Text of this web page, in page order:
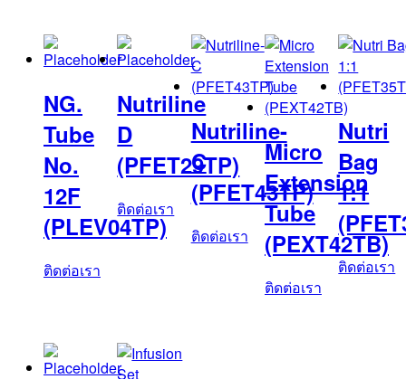
NG.
Tube
No.
12F
(PLEV04TP)
ติดต่อเรา
Nutriline
D
(PFET29TP)
ติดต่อเรา
Nutriline-
C
(PFET43TP)
ติดต่อเรา
Micro
Extension
Tube
(PEXT42TB)
ติดต่อเรา
Nutri
Bag
1:1
ติดต่อเรา